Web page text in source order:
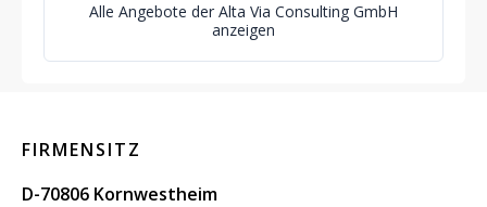
Alle Angebote der Alta Via Consulting GmbH
anzeigen
FIRMENSITZ
D-70806 Kornwestheim